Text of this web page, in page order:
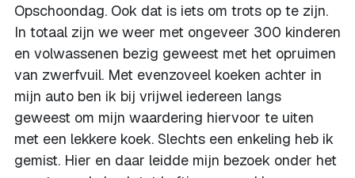
Opschoondag. Ook dat is iets om trots op te zijn.
In totaal zijn we weer met ongeveer 300 kinderen
en volwassenen bezig geweest met het opruimen
van zwerfvuil. Met evenzoveel koeken achter in
mijn auto ben ik bij vrijwel iedereen langs
geweest om mijn waardering hiervoor te uiten
met een lekkere koek. Slechts een enkeling heb ik
gemist. Hier en daar leidde mijn bezoek onder het